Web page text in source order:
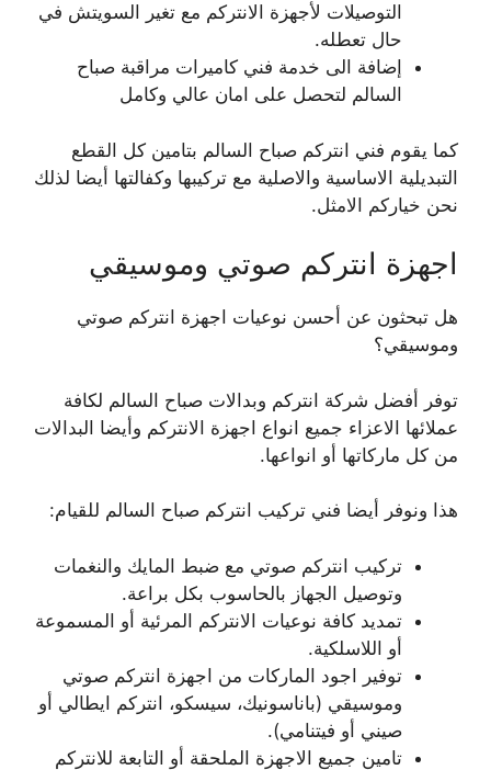
التوصيلات لأجهزة الانتركم مع تغير السويتش في
حال تعطله.
إضافة الى خدمة فني كاميرات مراقبة صباح
السالم لتحصل على امان عالي وكامل
كما يقوم فني انتركم صباح السالم بتامين كل القطع
التبديلية الاساسية والاصلية مع تركيبها وكفالتها أيضا لذلك
نحن خياركم الامثل.
اجهزة انتركم صوتي وموسيقي
هل تبحثون عن أحسن نوعيات اجهزة انتركم صوتي
وموسيقي؟
توفر أفضل شركة انتركم وبدالات صباح السالم لكافة
عملائها الاعزاء جميع انواع اجهزة الانتركم وأيضا البدالات
من كل ماركاتها أو انواعها.
هذا ونوفر أيضا فني تركيب انتركم صباح السالم للقيام:
تركيب انتركم صوتي مع ضبط المايك والنغمات
وتوصيل الجهاز بالحاسوب بكل براعة.
تمديد كافة نوعيات الانتركم المرئية أو المسموعة
أو اللاسلكية.
توفير اجود الماركات من اجهزة انتركم صوتي
وموسيقي (باناسونيك، سيسكو، انتركم ايطالي أو
صيني أو فيتنامي).
تامين جميع الاجهزة الملحقة أو التابعة للانتركم